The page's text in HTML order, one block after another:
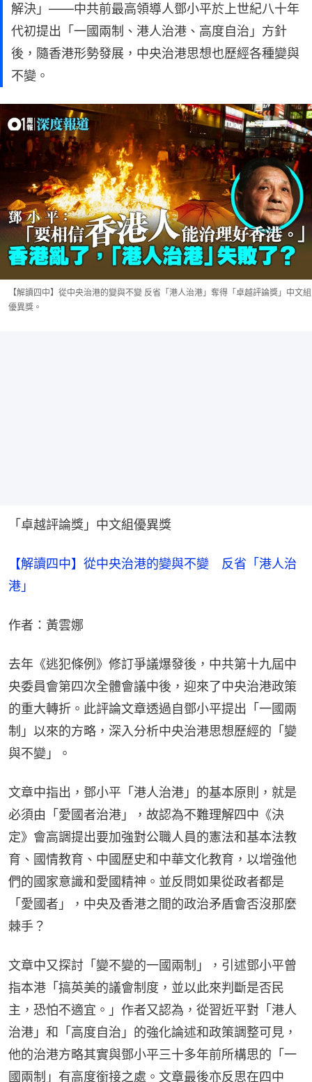
解決」——中共前最高領導人鄧小平於上世紀八十年
代初提出「一國兩制、港人治港、高度自治」方針
後，隨香港形勢發展，中央治港思想也歷經各種變與
不變。
【解讀四中】從中央治港的變與不變 反省「港人治港」奪得「卓越評論獎」中文組
優異獎。
「卓越評論獎」中文組優異獎
【解讀四中】從中央治港的變與不變　反省「港人治
港」
作者：黃雲娜
去年《逃犯條例》修訂爭議爆發後，中共第十九屆中
央委員會第四次全體會議中後，迎來了中央治港政策
的重大轉折。此評論文章透過自鄧小平提出「一國兩
制」以來的方略，深入分析中央治港思想歷經的「變
與不變」。
文章中指出，鄧小平「港人治港」的基本原則，就是
必須由「愛國者治港」，故認為不難理解四中《決
定》會高調提出要加強對公職人員的憲法和基本法教
育、國情教育、中國歷史和中華文化教育，以增強他
們的國家意識和愛國精神。並反問如果從政者都是
「愛國者」，中央及香港之間的政治矛盾會否沒那麼
棘手？
文章中又探討「變不變的一國兩制」，引述鄧小平曾
指本港「搞英美的議會制度，並以此來判斷是否民
主，恐怕不適宜。」作者又認為，從習近平對「港人
治港」和「高度自治」的強化論述和政策調整可見，
他的治港方略其實與鄧小平三十多年前所構思的「一
國兩制」有高度銜接之處。文章最後亦反思在四中